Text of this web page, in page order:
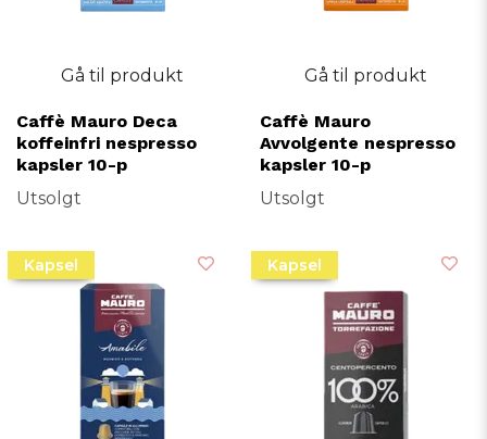
Gå til produkt
Caffè Mauro Deca
koffeinfri nespresso
kapsler 10-p
Utsolgt
Gå til produkt
Caffè Mauro
Avvolgente nespresso
kapsler 10-p
Utsolgt
Kapsel Kapsel